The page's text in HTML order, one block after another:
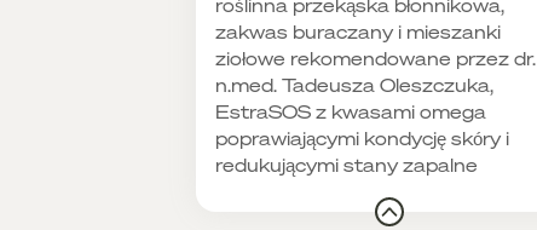
zakwas buraczany i mieszanki
ziołowe rekomendowane przez dr.
n.med. Tadeusza Oleszczuka,
EstraSOS z kwasami omega
poprawiającymi kondycję skóry i
redukującymi stany zapalne